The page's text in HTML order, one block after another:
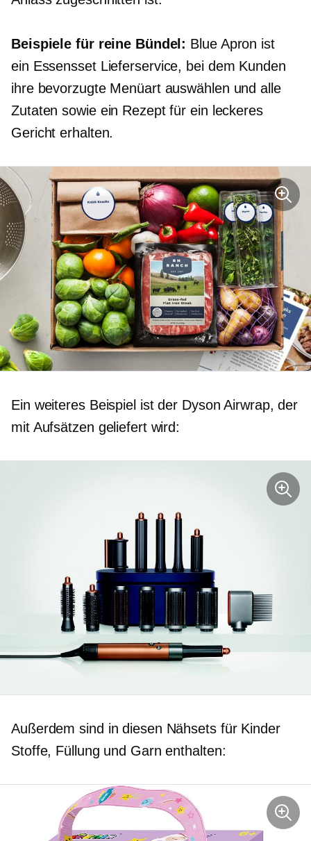
Beispiele für reine Bündel: Blue Apron ist
ein EssenssetLieferservice, bei dem Kunden
ihre bevorzugte Menüart auswählen und alle
Zutaten sowie ein Rezept für ein leckeres
Gericht erhalten.
Ein weiteres Beispiel ist der Dyson Airwrap, der
mit Aufsätzen geliefert wird:
Außerdem sind in diesen Nähsets für Kinder
Stoffe, Füllung und Garn enthalten: